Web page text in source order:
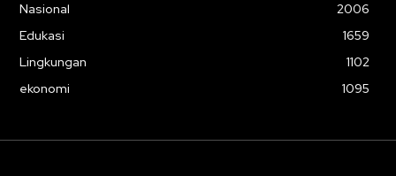
Nasional
2006
Edukasi
1659
Lingkungan
1102
ekonomi
1095